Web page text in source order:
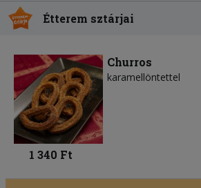
Étterem sztárjai
Churros
karamellöntettel
1 340 Ft